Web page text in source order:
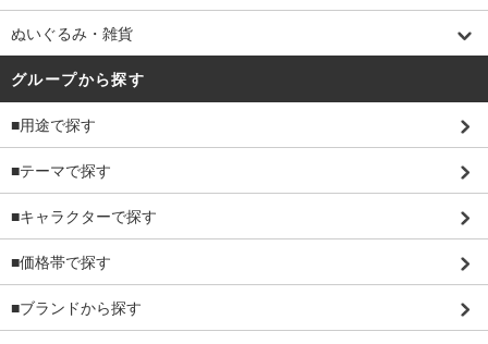
ぬいぐるみ・雑貨
グループから探す
■用途で探す
■テーマで探す
■キャラクターで探す
■価格帯で探す
■ブランドから探す